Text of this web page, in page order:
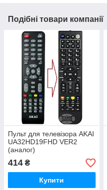
Подібні товари компанії
Пульт для телевізора AKAI
UA32HD19FHD VER2
(аналог)
414 ₴
Купити